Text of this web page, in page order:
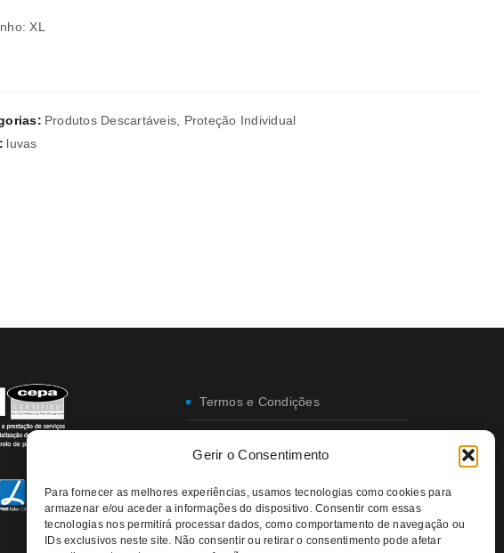
Gerir o Consentimento
Para fornecer as melhores experiências, usamos tecnologias como cookies para
armazenar e/ou aceder a informações do dispositivo. Consentir com essas
tecnologias nos permitirá processar dados, como comportamento de navegação ou
IDs exclusivos neste site. Não consentir ou retirar o consentimento pode afetar
política de privacidade
XL
Produtos Descartáveis
Proteção Individual
luvas
Termos e Condições
Política de Privacidade
Política da Qualidade e Ambiente